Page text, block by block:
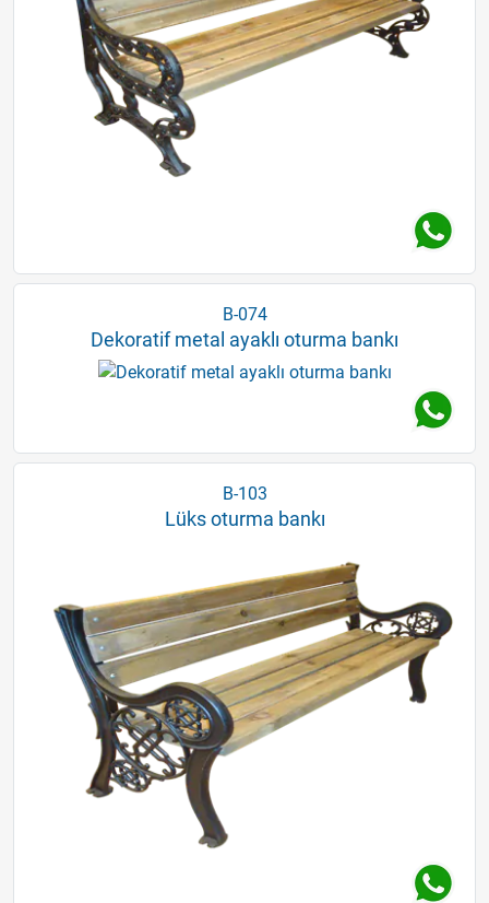
B-074
Dekoratif metal ayaklı oturma bankı
B-103
Lüks oturma bankı